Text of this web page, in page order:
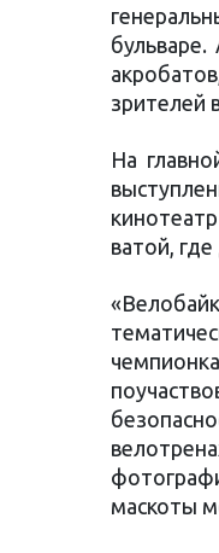
зрителей
На
ватой,
маскоты